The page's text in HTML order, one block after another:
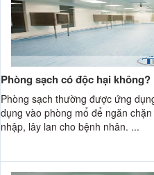
Phòng sạch có độc hại không?
Phòng sạch thường được ứng
dụng vào phòng mổ để ngăn
nhập, lây lan cho bệnh nhân. ...